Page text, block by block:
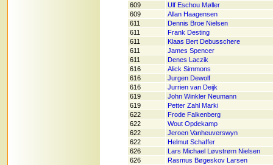
609
Ulf Eschou Møller
609
Allan Haagensen
611
Dennis Broe Nielsen
611
Frank Desting
611
Klaas Bert Debusschere
611
James Spencer
611
Denes Laczik
616
Alick Simmons
616
Jurgen Dewolf
616
Jurrien van Deijk
619
John Winkler Neumann
619
Petter Zahl Marki
622
Frode Falkenberg
622
Wout Opdekamp
622
Jeroen Vanheuverswyn
622
Helmut Schaffer
626
Lars Michael Løvstrøm Nielsen
626
Rasmus Bøgeskov Larsen